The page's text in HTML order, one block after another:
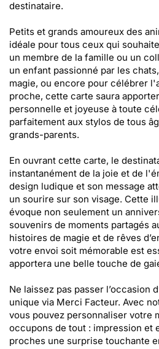
destinataire.
Petits et grands amoureux des
idéale pour tous ceux qui
un membre de la famille ou un
un enfant passionné par les
magie, ou encore pour célébrer
proche, cette carte saura
personnelle et joyeuse à toute
parfaitement aux stylos de tous
grands-parents.
En ouvrant cette carte, le
instantanément de la joie et de
design ludique et son message
un sourire sur son visage. Cette
évoque non seulement un
souvenirs de moments partagés
histoires de magie et de rêves
votre envoi soit mémorable est
apportera une belle touche de
Ne laissez pas passer l’occasion
unique via Merci Facteur. Avec
vous pouvez personnaliser votre
occupons de tout : impression et
proches une surprise touchante